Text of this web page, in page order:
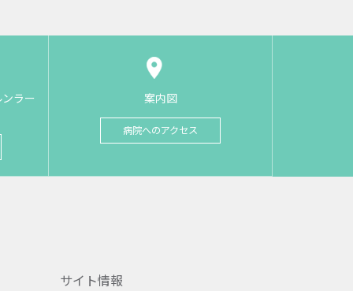
ラー 案内図
病院へのアクセス
サイト情報